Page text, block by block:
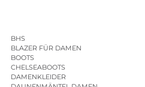
BHS
BLAZER FÜR DAMEN
BOOTS
CHELSEABOOTS
DAMENKLEIDER